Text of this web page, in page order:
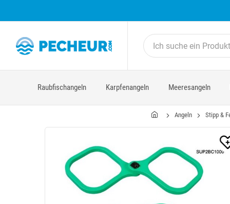
Raubfischangeln Karpfenangeln Meeresangeln
Angeln Stipp &